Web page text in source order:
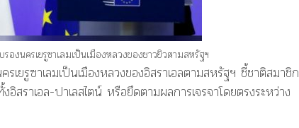
องนครเยรูซาเลมเป็นเมืองหลวงของชาวยิวตามสหรัฐฯ
รูซาเลมเป็นเมืองหลวงของอิสราเอลตามสหรัฐฯ ชี้ชาติสมาชิก
สราเอล-ปาเลสไตน์ หรือยึดตามผลการเจรจาโดยตรงระหว่าง